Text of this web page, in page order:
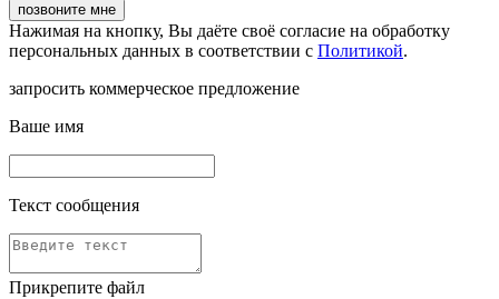
Нажимая на кнопку, Вы даёте своё согласие на обработку
персональных данных в соответствии с Политикой.
запросить коммерческое предложение
Ваше имя
Текст сообщения
Прикрепите файл